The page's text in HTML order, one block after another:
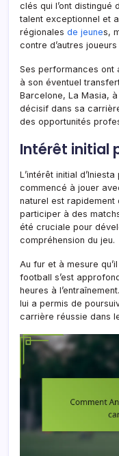
clés qui l’ont distingué
talent exceptionnel et
régionales de jeunes,
contre d’autres
Ses performances ont
à son éventuel
Barcelone, La Masia, à
décisif dans sa
des opportunités
Intérêt initial
L’intérêt initial
commencé à jouer
naturel est rapidement
participer à des
été cruciale pour
compréhension du jeu.
Au fur et à mesure
football s’est
heures à
lui a permis de
carrière réussie dans